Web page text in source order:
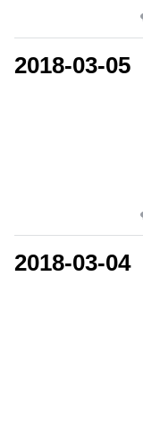
2018-03-05
2018-03-04